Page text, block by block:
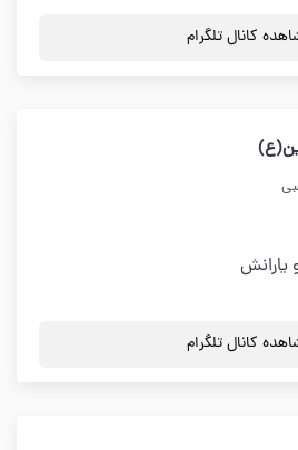
کانال تلگرام
يارانش
کانال تلگرام